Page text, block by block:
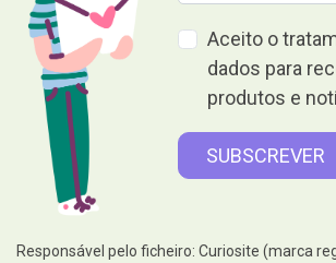
Aceito o
dados para
produtos e
Responsável pelo ficheiro: Curiosite (marca